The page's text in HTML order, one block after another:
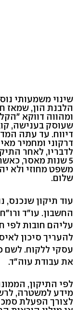
שינוי משמעותי
הלבנת הון, שמאז
ומהווה דווקא
שעוסק בענישה,
לדבריו, לאחר
5 שנות מאסר,
משפט מחוזי ולא
שלום.
עוד תיקון שנכנס,
החשבון. עו"ד
עליהם חובות לפי
להעריך סיכון
עסקי ללקוח. לשם
את עבודת עוה"ד.
לפי התיקון,
מידע למשטרה,
לצורך הפעלת